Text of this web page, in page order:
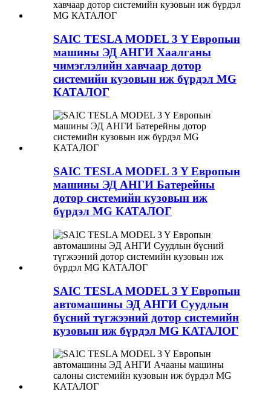
SAIC TESLA MODEL 3 Y Европын
машины ЭД АНГИ Хаалганы
чимэглэлийн хавчаар дотор
системийн кузовын иж бүрдэл MG
КАТАЛОГ
SAIC TESLA MODEL 3 Y Европын
машины ЭД АНГИ Батерейны
дотор системийн кузовын иж
бүрдэл MG КАТАЛОГ
SAIC TESLA MODEL 3 Y Европын
автомашины ЭД АНГИ Суудлын
бүсний түгжээний дотор системийн
кузовын иж бүрдэл MG КАТАЛОГ